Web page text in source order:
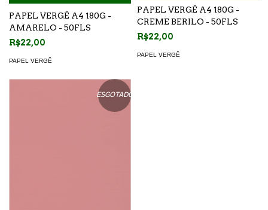
PAPEL VERGÊ A4 180G -
AMARELO - 50FLS
R$22,00
PAPEL VERGÊ
PAPEL VERGÊ A4 180G -
CREME BERILO - 50FLS
R$22,00
PAPEL VERGÊ
ESGOTADO